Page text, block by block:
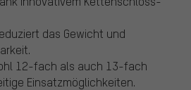
das Gewicht und
12-fach als auch 13-fach
Einsatzmöglichkeiten.